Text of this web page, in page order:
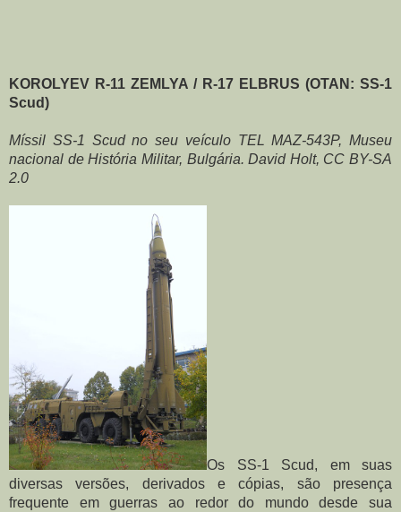
KOROLYEV R-11 ZEMLYA / R-17 ELBRUS (OTAN: SS-1
Scud)
Míssil SS-1 Scud no seu veículo TEL MAZ-543P, Museu
nacional de História Militar, Bulgária. David Holt, CC BY-SA
2.0
Os SS-1 Scud, em suas
diversas versões, derivados e cópias, são presença
frequente em guerras ao redor do mundo desde sua